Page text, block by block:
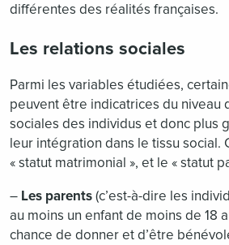
différentes des réalités françaises.
Les relations sociales
Parmi les variables étudiées,
peuvent être indicatrices du niveau
sociales des individus et donc plus
leur intégration dans le tissu social.
« statut matrimonial », et le « statut
– Les parents(c’est-à-dire les
au moins un enfant de moins de 18
chance de donner et d’être